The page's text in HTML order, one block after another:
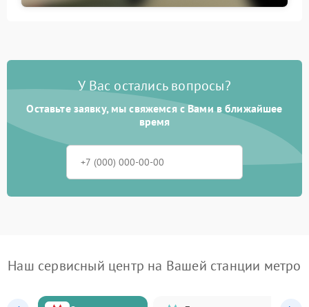
У Вас остались вопросы?
Оставьте заявку, мы свяжемся с Вами в ближайшее
время
Наш сервисный центр на Вашей станции метро